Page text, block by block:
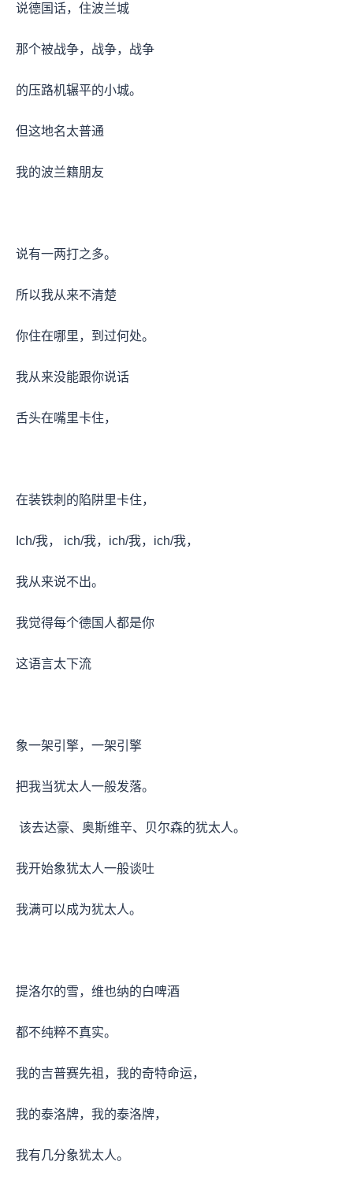
说德国话，住波兰城
那个被战争，战争，战争
的压路机辗平的小城。
但这地名太普通
我的波兰籍朋友
说有一两打之多。
所以我从来不清楚
你住在哪里，到过何处。
我从来没能跟你说话
舌头在嘴里卡住，
在装铁刺的陷阱里卡住，
Ich/我， ich/我，ich/我，ich/我，
我从来说不出。
我觉得每个德国人都是你
这语言太下流
象一架引擎，一架引擎
把我当犹太人一般发落。
该去达豪、奥斯维辛、贝尔森的犹太人。
我开始象犹太人一般谈吐
我满可以成为犹太人。
提洛尔的雪，维也纳的白啤酒
都不纯粹不真实。
我的吉普赛先祖，我的奇特命运，
我的泰洛牌，我的泰洛牌，
我有几分象犹太人。